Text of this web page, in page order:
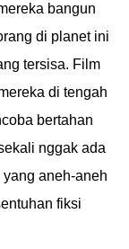
bangun
di planet ini
tersisa. Film
di tengah
bertahan
nggak ada
aneh-aneh
fiksi